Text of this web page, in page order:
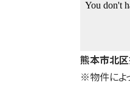
熊本市北
※物件によ